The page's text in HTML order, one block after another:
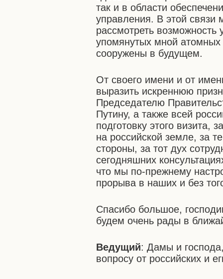
так и в области
управления. В этой связи
рассмотреть возможность
упомянутых мной атомных
сооружены в будущем.
От своего имени и от
выразить искреннюю
Председателю
Путину, а также всей
подготовку этого визита,
на российской земле, за
стороны, за тот дух
сегодняшних
что мы по-прежнему
прорыва в наших и без
Спасибо большое,
будем очень рады в
Ведущий: Дамы и
вопросу от российских и